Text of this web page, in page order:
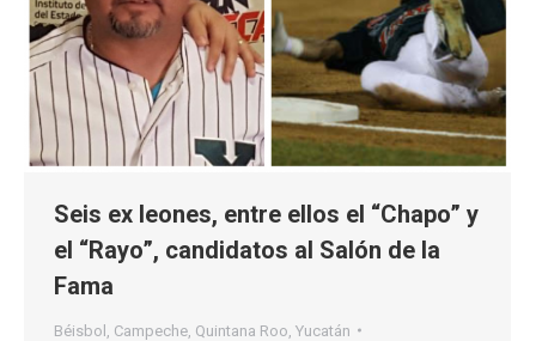
Seis ex leones, entre ellos el “Chapo” y
el “Rayo”, candidatos al Salón de la
Fama
Béisbol Campeche Quintana Roo Yucatán